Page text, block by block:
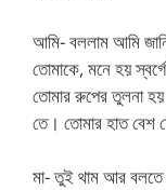
আমি- বললাম আমি
তোমাকে, মনে হয়
তোমার রুপের তুলনা
তে। তোমার হাত বেশ
মা- তুই থাম আর বলতে